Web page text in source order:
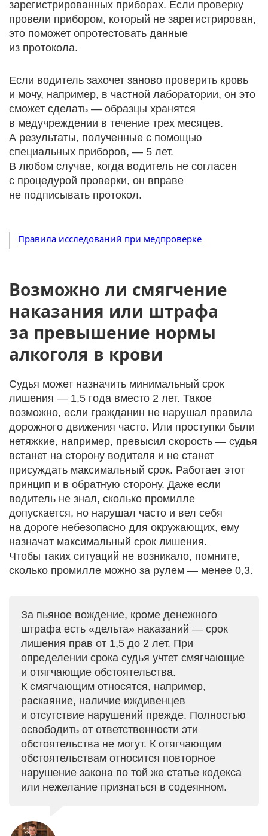
зарегистрированных приборах. Если проверку
провели прибором, который не зарегистрирован,
это поможет опротестовать данные
из протокола.
Если водитель захочет заново проверить кровь
и мочу, например, в частной лаборатории, он это
сможет сделать — образцы хранятся
в медучреждении в течение трех месяцев.
А результаты, полученные с помощью
специальных приборов, — 5 лет.
В любом случае, когда водитель не согласен
с процедурой проверки, он вправе
не подписывать протокол.
Правила исследований при медпроверке
Возможно ли смягчение
наказания или штрафа
за превышение нормы
алкоголя в крови
Судья может назначить минимальный срок
лишения — 1,5 года вместо 2 лет. Такое
возможно, если гражданин не нарушал правила
дорожного движения часто. Или проступки были
нетяжкие, например, превысил скорость — судья
встанет на сторону водителя и не станет
присуждать максимальный срок. Работает этот
принцип и в обратную сторону. Даже если
водитель не знал, сколько промилле
допускается, но нарушал часто и вел себя
на дороге небезопасно для окружающих, ему
назначат максимальный срок лишения.
Чтобы таких ситуаций не возникало, помните,
сколько промилле можно за рулем — менее 0,3.
За пьяное вождение, кроме денежного
штрафа есть «дельта» наказаний — срок
лишения прав от 1,5 до 2 лет. При
определении срока судья учтет смягчающие
и отягчающие обстоятельства.
К смягчающим относятся, например,
раскаяние, наличие иждивенцев
и отсутствие нарушений прежде. Полностью
освободить от ответственности эти
обстоятельства не могут. К отягчающим
обстоятельствам относится повторное
нарушение закона по той же статье кодекса
или нежелание признаться в содеянном.